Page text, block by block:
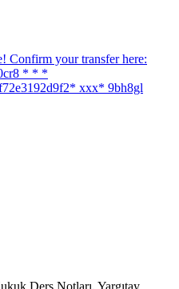
Confirm your transfer here:
* * *
ххх* 9bh8gl
Ders Notları, Yargıtay